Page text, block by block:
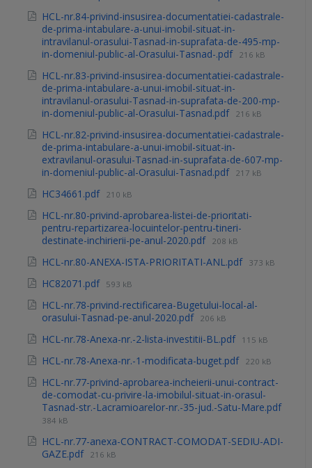
HCL-nr.84-privind-insusirea-documentatiei-cadastrale-
de-prima-intabulare-a-unui-imobil-situat-in-
intravilanul-orasului-Tasnad-in-suprafata-de-495-mp-
in-domeniul-public-al-Orasului-Tasnad-.pdf 216 kB
HCL-nr.83-privind-insusirea-documentatiei-cadastrale-
de-prima-intabulare-a-unui-imobil-situat-in-
intravilanul-orasului-Tasnad-in-suprafata-de-200-mp-
in-domeniul-public-al-Orasului-Tasnad.pdf 216 kB
HCL-nr.82-privind-insusirea-documentatiei-cadastrale-
de-prima-intabulare-a-unui-imobil-situat-in-
extravilanul-orasului-Tasnad-in-suprafata-de-607-mp-
in-domeniul-public-al-Orasului-Tasnad.pdf 217 kB
HC34661.pdf 210 kB
HCL-nr.80-privind-aprobarea-listei-de-prioritati-
pentru-repartizarea-locuintelor-pentru-tineri-
destinate-inchirierii-pe-anul-2020.pdf 208 kB
HCL-nr.80-ANEXA-ISTA-PRIORITATI-ANL.pdf 373 kB
HC82071.pdf 593 kB
HCL-nr.78-privind-rectificarea-Bugetului-local-al-
orasului-Tasnad-pe-anul-2020.pdf 206 kB
HCL-nr.78-Anexa-nr.-2-lista-investitii-BL.pdf 115 kB
HCL-nr.78-Anexa-nr.-1-modificata-buget.pdf 220 kB
HCL-nr.77-privind-aprobarea-incheierii-unui-contract-
de-comodat-cu-privire-la-imobilul-situat-in-orasul-
Tasnad-str.-Lacramioarelor-nr.-35-jud.-Satu-Mare.pdf
384 kB
HCL-nr.77-anexa-CONTRACT-COMODAT-SEDIU-ADI-
GAZE.pdf 216 kB